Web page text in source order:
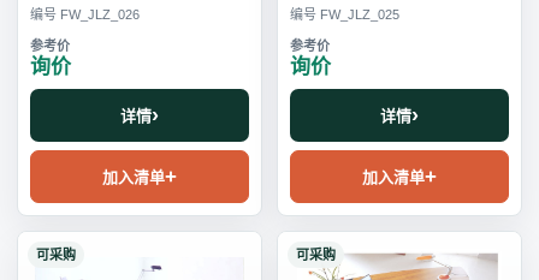
编号 FW_JLZ_026
询价
详情
加入清单
编号 FW_JLZ_025
询价
详情
加入清单
可采购 可采购